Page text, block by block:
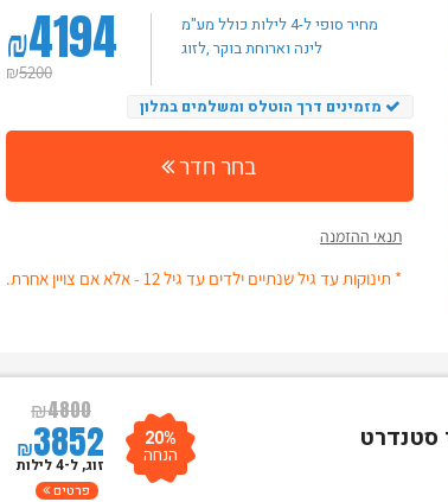
₪4194
₪5200
מחיר סופי ל-4 לילות
כולל מע"מ
לזוג , לינה וארוחת בוקר
מזמינים דרך הוטלס ומשלמים במלון
בחר חדר
תנאי ההזמנה
* תינוקות עד גיל שנתיים ילדים עד גיל 12 - אלא אם צויין אחרת.
₪4800
₪3852 20%
הנחה זוג, ל-4 לילות
פרטים